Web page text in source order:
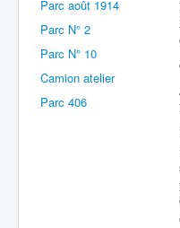
Doctrines
Les As
Cahiers des As
Parc août 1914
Parc N° 2
Parc N° 10
Camion atelier
Parc 406